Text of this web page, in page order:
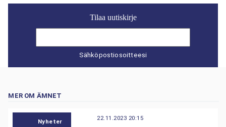
Tilaa uutiskirje
Sähköpostiosoitteesi
MER OM ÄMNET
Nyheter 22.11.2023 20:15